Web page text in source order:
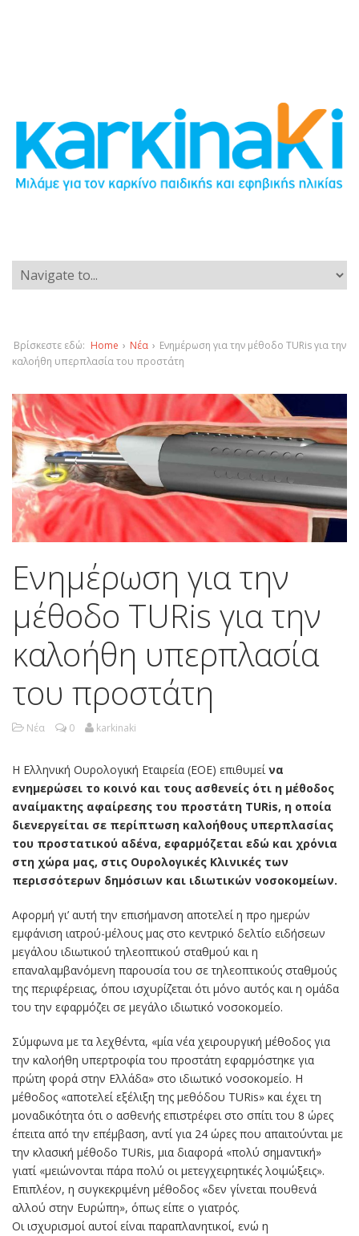
Βρίσκεστε εδώ: Home › Νέα › Ενημέρωση για την μέθοδο TURis για την
καλοήθη υπερπλασία του προστάτη
Ενημέρωση για την
μέθοδο TURis για την
καλοήθη υπερπλασία
του προστάτη
Νέα 0 karkinaki
Η Ελληνική Ουρολογική Εταιρεία (ΕΟΕ) επιθυμείνα
ενημερώσει το κοινό και τους ασθενείς ότι η μέθοδος
αναίμακτης αφαίρεσης του προστάτη TURis, η οποία
διενεργείται σε περίπτωση καλοήθους υπερπλασίας
του προστατικού αδένα, εφαρμόζεται εδώ και χρόνια
στη χώρα μας, στις Ουρολογικές Κλινικές των
περισσότερων δημόσιων και ιδιωτικών νοσοκομείων.
Αφορμή γι’ αυτή την επισήμανση αποτελεί η προ ημερών
εμφάνιση ιατρού-μέλους μας στο κεντρικό δελτίο ειδήσεων
μεγάλου ιδιωτικού τηλεοπτικού σταθμού και η
επαναλαμβανόμενη παρουσία του σε τηλεοπτικούς σταθμούς
της περιφέρειας, όπου ισχυρίζεται ότι μόνο αυτός και η ομάδα
του την εφαρμόζει σε μεγάλο ιδιωτικό νοσοκομείο.
Σύμφωνα με τα λεχθέντα, «μία νέα χειρουργική μέθοδος για
την καλοήθη υπερτροφία του προστάτη εφαρμόστηκε για
πρώτη φορά στην Ελλάδα» στο ιδιωτικό νοσοκομείο. Η
μέθοδος «αποτελεί εξέλιξη της μεθόδου TURis» και έχει τη
μοναδικότητα ότι ο ασθενής επιστρέφει στο σπίτι του 8 ώρες
έπειτα από την επέμβαση, αντί για 24 ώρες που απαιτούνται με
την κλασική μέθοδο TURis, μια διαφορά «πολύ σημαντική»
γιατί «μειώνονται πάρα πολύ οι μετεγχειρητικές λοιμώξεις».
Επιπλέον, η συγκεκριμένη μέθοδος «δεν γίνεται πουθενά
αλλού στην Ευρώπη», όπως είπε ο γιατρός.
Οι ισχυρισμοί αυτοί είναι παραπλανητικοί, ενώ η